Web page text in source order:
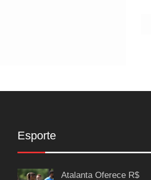
Esporte
Atalanta Oferece R$